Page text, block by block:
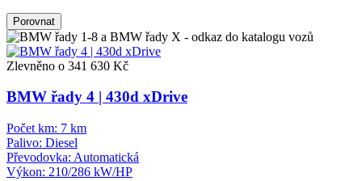
Porovnat
Zlevněno o 341 630 Kč
BMW řady 4 | 430d xDrive
Počet km: 7 km
Palivo: Diesel
Převodovka: Automatická
Výkon: 210/286 kW/HP